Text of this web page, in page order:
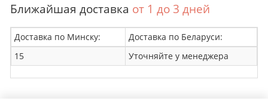
Ближайшая доставка от 1 до 3 дней
Доставка по Минску:
Доставка по Беларуси:
15
Уточняйте у менеджера